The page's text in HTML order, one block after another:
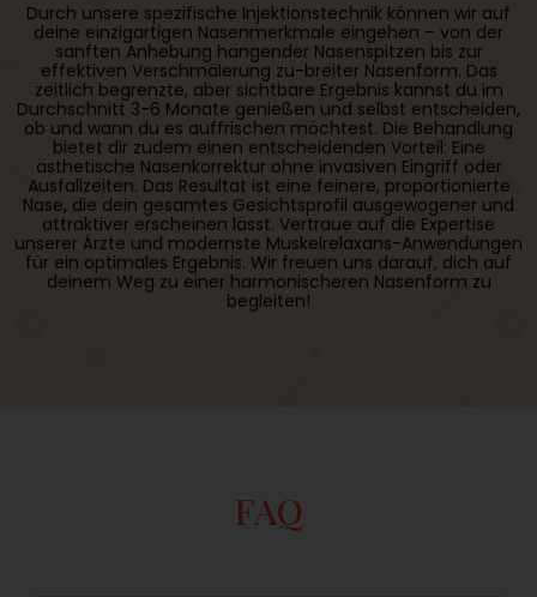
Durch unsere spezifische Injektionstechnik können wir auf
deine einzigartigen Nasenmerkmale eingehen – von der
sanften Anhebung hängender Nasenspitzen bis zur
effektiven Verschmälerung zu-breiter Nasenform. Das
zeitlich begrenzte, aber sichtbare Ergebnis kannst du im
Durchschnitt 3-6 Monate genießen und selbst entscheiden,
ob und wann du es auffrischen möchtest. Die Behandlung
bietet dir zudem einen entscheidenden Vorteil: Eine
ästhetische Nasenkorrektur ohne invasiven Eingriff oder
Ausfallzeiten. Das Resultat ist eine feinere, proportionierte
Nase, die dein gesamtes Gesichtsprofil ausgewogener und
attraktiver erscheinen lässt. Vertraue auf die Expertise
unserer Ärzte und modernste Muskelrelaxans-Anwendungen
für ein optimales Ergebnis. Wir freuen uns darauf, dich auf
deinem Weg zu einer harmonischeren Nasenform zu
begleiten!
FAQ